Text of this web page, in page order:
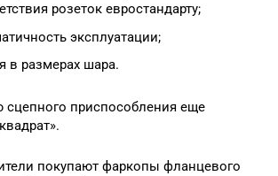
розеток евростандарту;
эксплуатации;
в размерах шара.
сцепного приспособления еще
покупают фаркопы фланцевого